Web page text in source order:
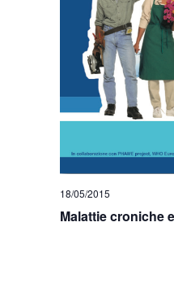
18/05/2015
Malattie croniche